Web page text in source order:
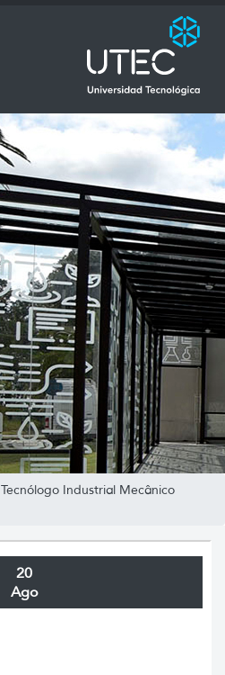
Tecnólogo Industrial Mecânico
20
Ago